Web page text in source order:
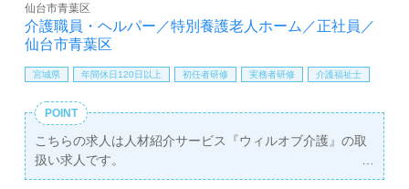
介護職員・ヘルパー／特別養護老人ホーム／正社員／
仙台市青葉区
仙台市青葉区
宮城県 年間休日120日以上 初任者研修 実務者研修 介護福祉士
POINT
こちらの求人は人材紹介サービス『ウィルオブ介護』の取
扱い求人です。
詳細に関してお気軽にご相談ください♪